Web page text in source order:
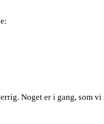
Noget er i gang, som vi